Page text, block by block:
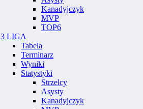
Kanadyjczyk
MVP
TOP6
3 LIGA
Tabela
Terminarz
Wyniki
Statystyki
Strzelcy
Asysty
Kanadyjczyk